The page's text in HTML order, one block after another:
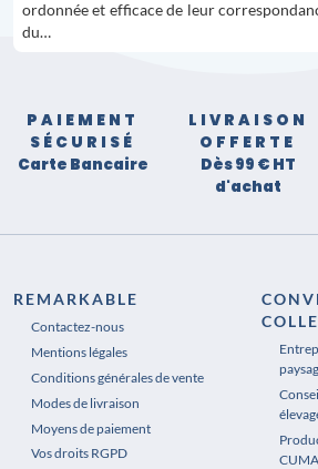
ordonnée et efficace de leur
du…
PAIEMENT
SÉCURISÉ
Carte Bancaire
LIVRAISON
OFFERTE
Dès 99 € HT
d'achat
REMARKABLE
Contactez-nous
Mentions légales
Conditions générales de vente
Modes de livraison
Moyens de paiement
Vos droits RGPD
CUMA